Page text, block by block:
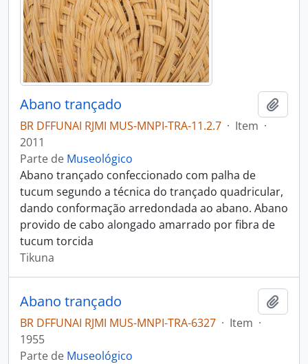
Abano trançado
BR DFFUNAI RJMI MUS-MNPI-TRA-11.2.7 · Item ·
2011
Parte de Museológico
Abano trançado confeccionado com palha de
tucum segundo a técnica do trançado quadricular,
dando conformação arredondada ao abano. Abano
provido de cabo alongado amarrado por fibra de
tucum torcida
Tikuna
Abano trançado
BR DFFUNAI RJMI MUS-MNPI-TRA-6327 · Item ·
1955
Parte de Museológico